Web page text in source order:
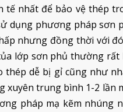
nhất để bảo vệ thép
dụng phương pháp sơn
nhưng đồng thời với
lớp sơn phủ thường rất
dễ bị gỉ cũng như
xuyên trung bình 1-2
pháp mạ kẽm nhúng